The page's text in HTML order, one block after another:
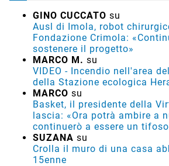
GINO CUCCATO su
Ausl di Imola, robot
Fondazione Crimola:
sostenere il progetto»
MARCO M. su
VIDEO - Incendio nell'area
della Stazione ecologica
MARCO su
Basket, il presidente della
lascia: «Ora potrà ambire a
continuerò a essere un
SUZANA su
Crolla il muro di una casa
15enne